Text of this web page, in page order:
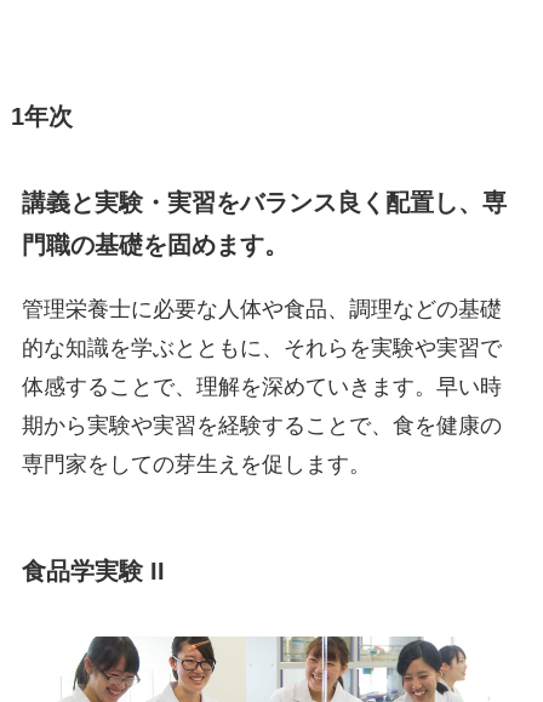
1年次
講義と実験・実習をバランス良く配置し、専
門職の基礎を固めます。
管理栄養士に必要な人体や食品、調理などの基礎
的な知識を学ぶとともに、それらを実験や実習で
体感することで、理解を深めていきます。早い時
期から実験や実習を経験することで、食を健康の
専門家をしての芽生えを促します。
食品学実験 II